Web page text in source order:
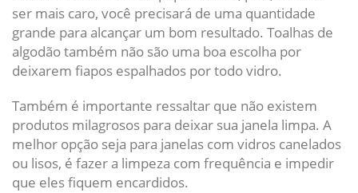
ser mais caro, você precisará de uma quantidade
grande para alcançar um bom resultado. Toalhas de
algodão também não são uma boa escolha por
deixarem fiapos espalhados por todo vidro.
Também é importante ressaltar que não existem
produtos milagrosos para deixar sua janela limpa. A
melhor opção seja para janelas com vidros canelados
ou lisos, é fazer a limpeza com frequência e impedir
que eles fiquem encardidos.